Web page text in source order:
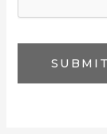
a
SUBMIT